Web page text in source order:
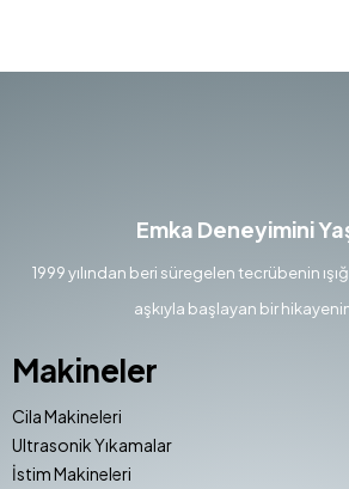
Emka Deneyimini
1999 yılından beri süregelen tecrübenin
aşkıyla başlayan bir
Makineler
Cila Makineleri
Ultrasonik Yıkamalar
İstim Makineleri